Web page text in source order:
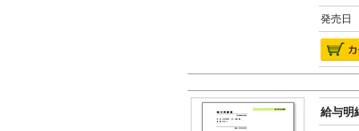
発売日
給与明